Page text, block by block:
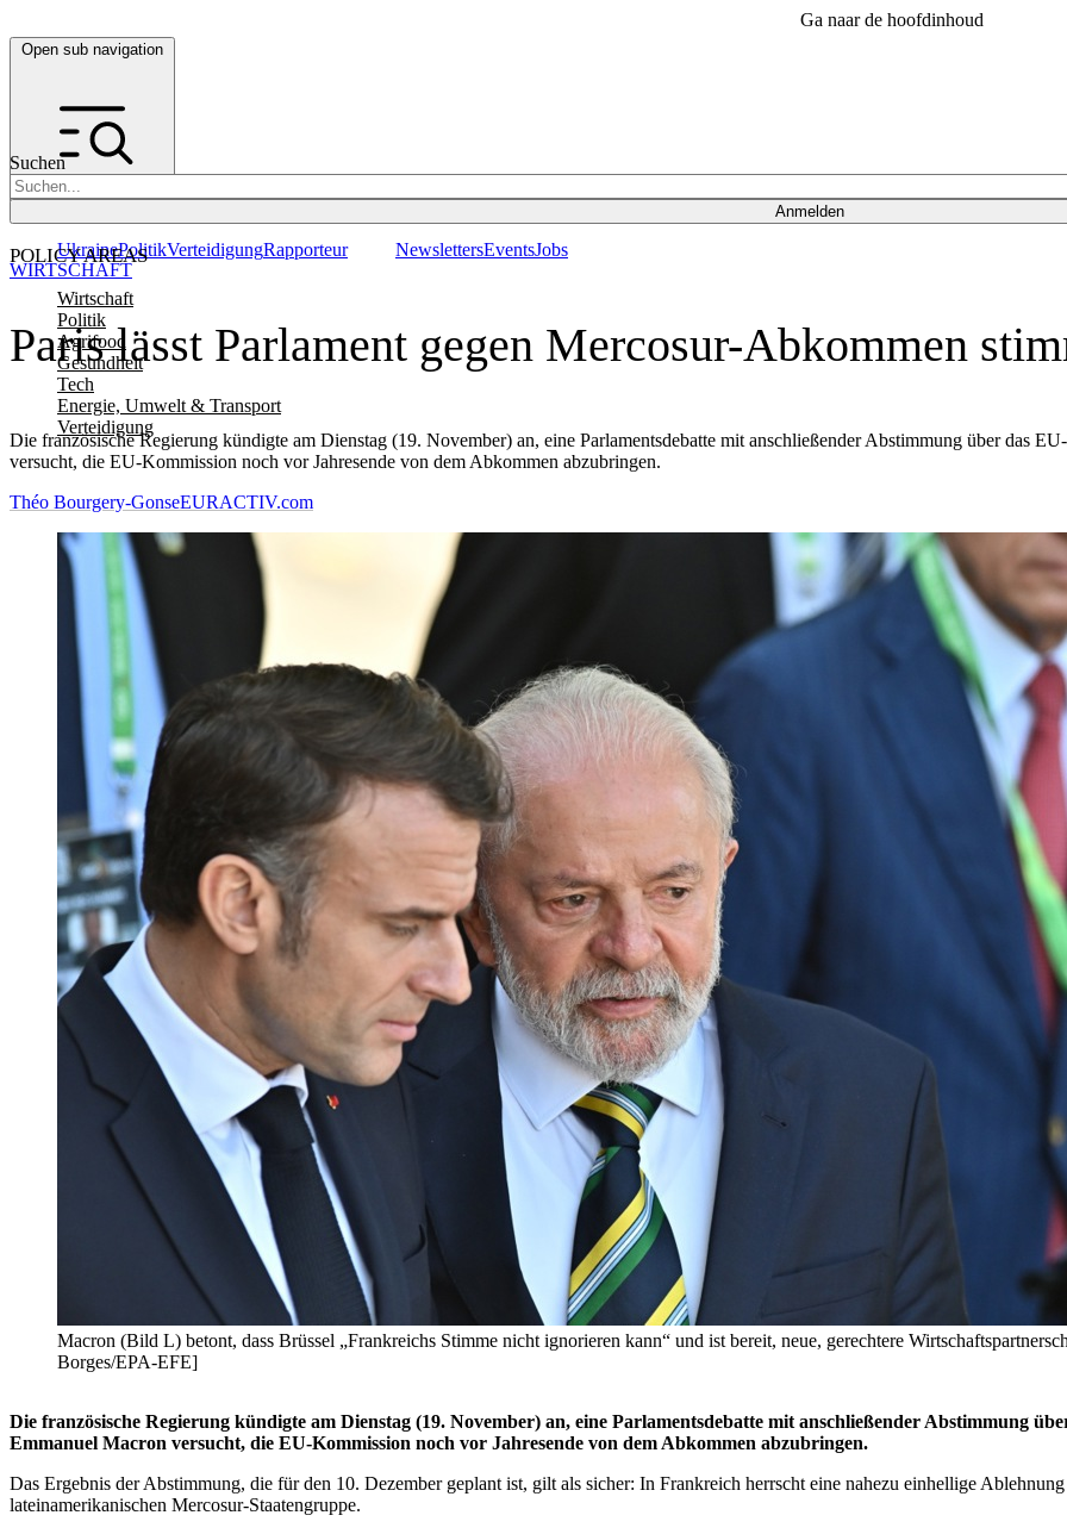
Ga naar de hoofdinhoud
Open sub navigation
Suchen
Anmelden
POLICY AREAS
Wirtschaft
Politik
Agrifood
Gesundheit
Tech
Energie, Umwelt & Transport
Verteidigung
UkrainePolitikVerteidigungRapporteur NewslettersEventsJobs
Paris lässt Parlament gegen Mercosur-Abkommen
Die französische Regierung kündigte am Dienstag (19. November) an, eine Parlamentsdebatte mit anschließender Abstimmung über das
versucht, die EU-Kommission noch vor Jahresende von dem Abkommen abzubringen.
WIRTSCHAFT
Théo Bourgery-GonseEURACTIV.com
Macron (Bild L) betont, dass Brüssel „Frankreichs Stimme nicht ignorieren kann“ und ist bereit, neue, gerechtere
Borges/EPA-EFE]
Die französische Regierung kündigte am Dienstag (19. November) an, eine Parlamentsdebatte mit anschließender Abstimmung
Emmanuel Macron versucht, die EU-Kommission noch vor Jahresende von dem Abkommen abzubringen.
Das Ergebnis der Abstimmung, die für den 10. Dezember geplant ist, gilt als sicher: In Frankreich herrscht eine nahezu einhellige
lateinamerikanischen Mercosur-Staatengruppe.